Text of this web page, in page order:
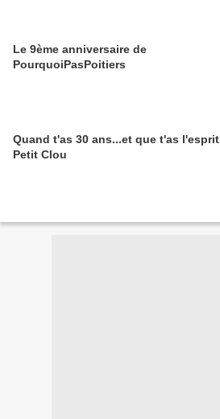
Le 9ème anniversaire de
PourquoiPasPoitiers
Quand t'as 30 ans...et que t'as l'esprit
Petit Clou